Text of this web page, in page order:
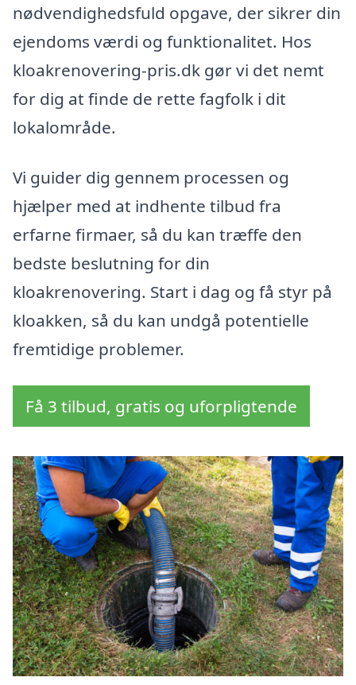
nødvendighedsfuld opgave, der sikrer din
ejendoms værdi og funktionalitet. Hos
kloakrenovering-pris.dk gør vi det nemt
for dig at finde de rette fagfolk i dit
lokalområde.
Vi guider dig gennem processen og
hjælper med at indhente tilbud fra
erfarne firmaer, så du kan træffe den
bedste beslutning for din
kloakrenovering. Start i dag og få styr på
kloakken, så du kan undgå potentielle
fremtidige problemer.
Få 3 tilbud, gratis og uforpligtende